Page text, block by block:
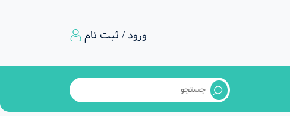
ورود / ثبت نام